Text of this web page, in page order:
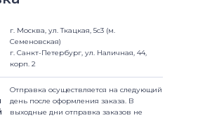
г. Москва, ул. Ткацкая, 5с3 (м.
Семеновская)
г. Санкт-Петербург, ул. Наличная, 44,
корп. 2
Отправка осуществляется на следующий
день после оформления заказа. В
выходные дни отправка заказов не